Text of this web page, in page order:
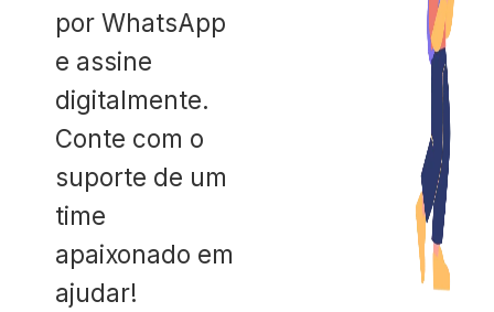
por WhatsApp
e assine
digitalmente.
Conte com o
suporte de um
time
apaixonado em
ajudar!